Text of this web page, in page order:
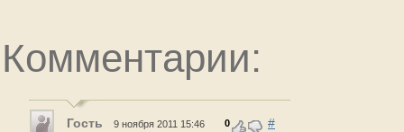
Комментарии:
Гость 9 ноября 2011 15:46 0 #